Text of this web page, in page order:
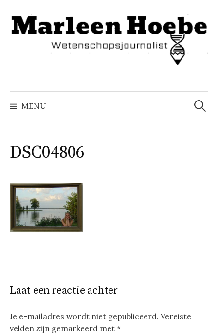
inhoud
springen
MENU
Zoeken
naar:
DSC04806
Laat een reactie achter
Je e-mailadres wordt niet gepubliceerd. Vereiste
velden zijn gemarkeerd met *